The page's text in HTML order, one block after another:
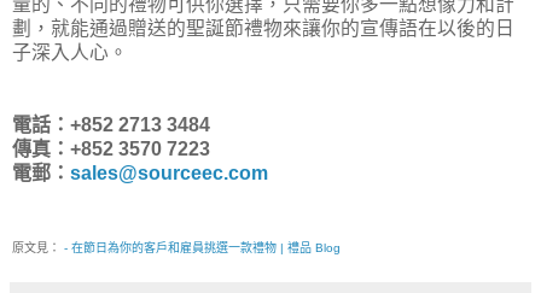
量的、不同的禮物可供你選擇，只需要你多一點想像力和計
劃，就能通過贈送的聖誕節禮物來讓你的宣傳語在以後的日
子深入人心。
電話：+852 2713 3484
傳真：+852 3570 7223
電郵： sales@sourceec.com
原文見： - 在節日為你的客戶和雇員挑選一款禮物 | 禮品 Blog